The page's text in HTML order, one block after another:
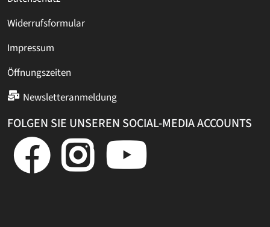
Widerrufsformular
Impressum
Öffnungszeiten
Newsletteranmeldung
FOLGEN SIE UNSEREN SOCIAL-MEDIA ACCOUNTS